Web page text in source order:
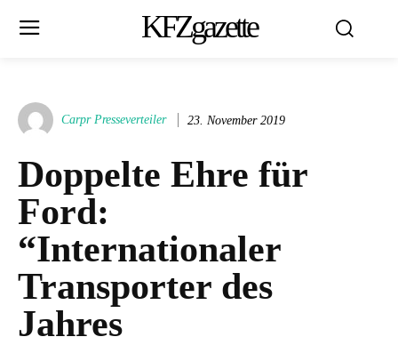
KFZgazette
Carpr Presseverteiler 23. November 2019
Doppelte Ehre für
Ford:
“Internationaler
Transporter des
Jahres